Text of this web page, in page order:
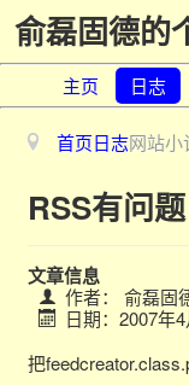
俞磊固德的
主页 日志
首页日志网站小
RSS有问题
文章信息
作者： 俞磊固
日期：2007年
把